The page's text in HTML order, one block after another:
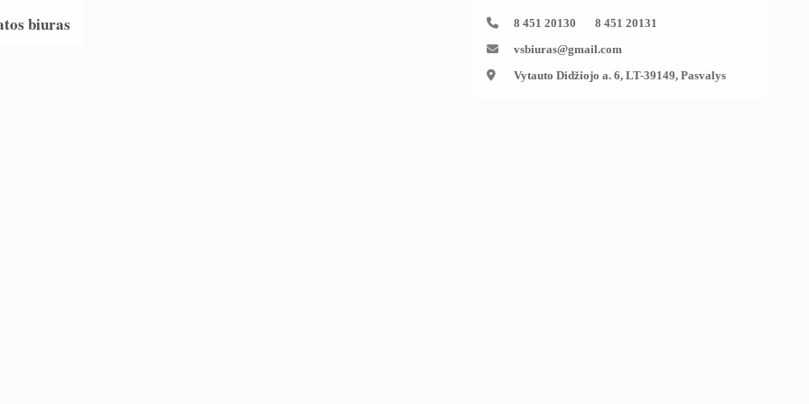
biuras
8 451 20130 8 451 20131
vsbiuras@gmail.com
Vytauto Didžiojo a. 6, LT-39149, Pasvalys